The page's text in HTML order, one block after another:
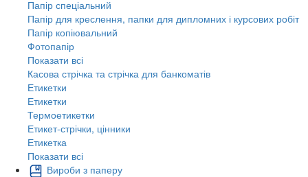
Папір спеціальний
Папір для креслення, папки для дипломних і курсових робіт
Папір копіювальний
Фотопапір
Показати всі
Касова стрічка та стрічка для банкоматів
Етикетки
Етикетки
Термоетикетки
Етикет-стрічки, цінники
Етикетка
Показати всі
Вироби з паперу